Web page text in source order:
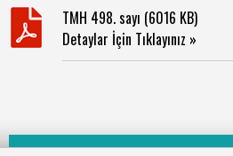
TMH 498. sayı (6016 KB)
Detaylar İçin Tıklayınız »